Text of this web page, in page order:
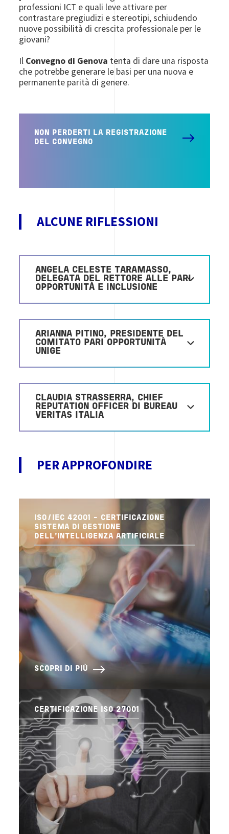
professioni ICT e quali leve attivare per
contrastare pregiudizi e stereotipi, schiudendo
nuove possibilità di crescita professionale per le
giovani?
Il Convegno di Genova tenta di dare una risposta
che potrebbe generare le basi per una nuova e
permanente parità di genere.
NON PERDERTI LA REGISTRAZIONE
DEL CONVEGNO
ALCUNE RIFLESSIONI
ANGELA CELESTE TARAMASSO,
DELEGATA DEL RETTORE ALLE PARI
OPPORTUNITÀ E INCLUSIONE
ARIANNA PITINO, PRESIDENTE DEL
COMITATO PARI OPPORTUNITÀ
UNIGE
CLAUDIA STRASSERRA, CHIEF
REPUTATION OFFICER DI BUREAU
VERITAS ITALIA
PER APPROFONDIRE
ISO/IEC 42001 - CERTIFICAZIONE
SISTEMA DI GESTIONE
DELL'INTELLIGENZA ARTIFICIALE
SCOPRI DI PIÙ
CERTIFICAZIONE ISO 27001